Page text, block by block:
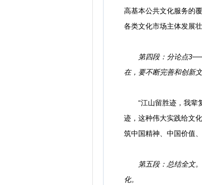
高基本公共文化服务的
各类文化市场主体发展
第四段：分论点
在，要不断完善和创新
“江山留胜迹，我辈复
迹，这种伟大实践给文
筑中国精神、中国价值、
第五段：总结全文
化。